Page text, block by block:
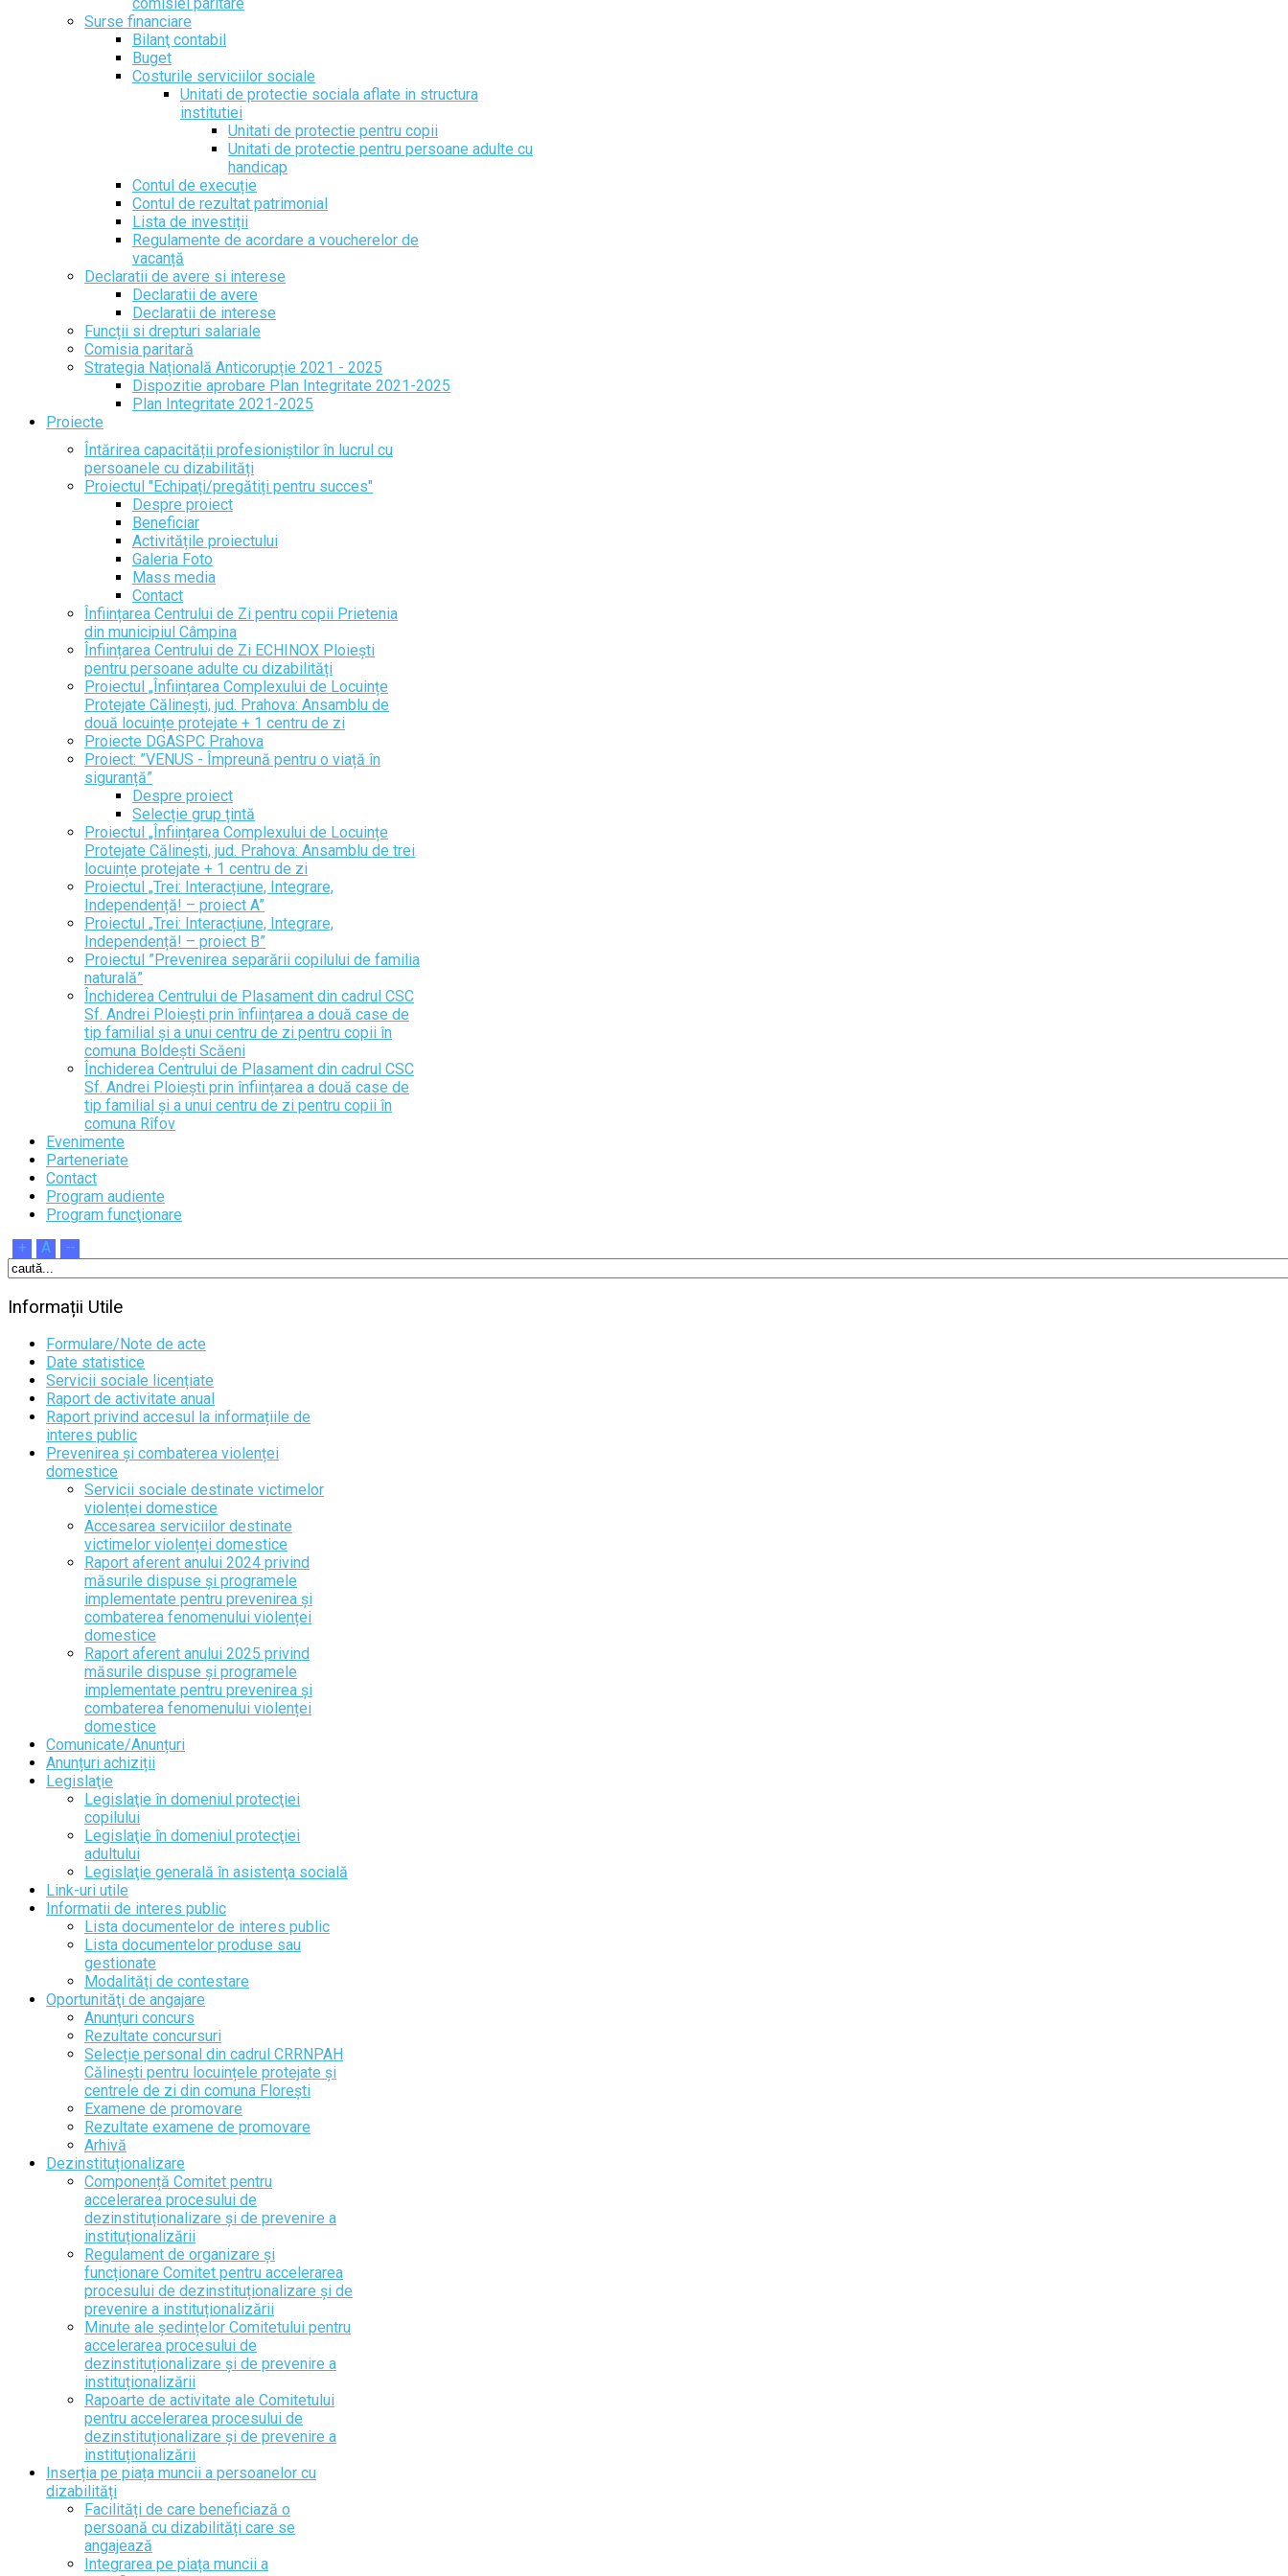
Surse financiare
Bilanţ contabil
Buget
Costurile serviciilor sociale
Unitati de protectie sociala aflate in structura
institutiei
Unitati de protectie pentru copii
Unitati de protectie pentru persoane adulte cu
handicap
Contul de execuție
Contul de rezultat patrimonial
Lista de investiții
Regulamente de acordare a voucherelor de
vacanță
Declaratii de avere si interese
Declaratii de avere
Declaratii de interese
Funcții si drepturi salariale
Comisia paritară
Strategia Națională Anticorupție 2021 - 2025
Dispozitie aprobare Plan Integritate 2021-2025
Plan Integritate 2021-2025
Proiecte
Întărirea capacității profesioniștilor în lucrul cu
persoanele cu dizabilități
Proiectul "Echipați/pregătiți pentru succes"
Despre proiect
Beneficiar
Activitățile proiectului
Galeria Foto
Mass media
Contact
Înființarea Centrului de Zi pentru copii Prietenia
din municipiul Câmpina
Înființarea Centrului de Zi ECHINOX Ploiești
pentru persoane adulte cu dizabilități
Proiectul „Înființarea Complexului de Locuințe
Protejate Călinești, jud. Prahova: Ansamblu de
două locuințe protejate + 1 centru de zi
Proiecte DGASPC Prahova
Proiect: ”VENUS - Împreună pentru o viață în
siguranță”
Despre proiect
Selecție grup țintă
Proiectul „Înființarea Complexului de Locuințe
Protejate Călinești, jud. Prahova: Ansamblu de trei
locuințe protejate + 1 centru de zi
Proiectul „Trei: Interacțiune, Integrare,
Independență! – proiect A”
Proiectul „Trei: Interacțiune, Integrare,
Independență! – proiect B”
Proiectul ”Prevenirea separării copilului de familia
naturală”
Închiderea Centrului de Plasament din cadrul CSC
Sf. Andrei Ploiești prin înființarea a două case de
tip familial și a unui centru de zi pentru copii în
comuna Boldești Scăeni
Închiderea Centrului de Plasament din cadrul CSC
Sf. Andrei Ploiești prin înființarea a două case de
tip familial și a unui centru de zi pentru copii în
comuna Rîfov
Evenimente
Parteneriate
Contact
Program audiente
Program funcţionare
+
A --
Informații Utile
Formulare/Note de acte
Date statistice
Servicii sociale licențiate
Raport de activitate anual
Raport privind accesul la informațiile de
interes public
Prevenirea și combaterea violenței
domestice
Servicii sociale destinate victimelor
violenței domestice
Accesarea serviciilor destinate
victimelor violenței domestice
Raport aferent anului 2024 privind
măsurile dispuse și programele
implementate pentru prevenirea și
combaterea fenomenului violenței
domestice
Raport aferent anului 2025 privind
măsurile dispuse și programele
implementate pentru prevenirea și
combaterea fenomenului violenței
domestice
Comunicate/Anunțuri
Anunțuri achiziții
Legislaţie
Legislaţie în domeniul protecţiei
copilului
Legislaţie în domeniul protecţiei
adultului
Legislaţie generală în asistenţa socială
Link-uri utile
Informatii de interes public
Lista documentelor de interes public
Lista documentelor produse sau
gestionate
Modalități de contestare
Oportunităţi de angajare
Anunțuri concurs
Rezultate concursuri
Selecție personal din cadrul CRRNPAH
Călinești pentru locuințele protejate și
centrele de zi din comuna Florești
Examene de promovare
Rezultate examene de promovare
Arhivă
Dezinstituționalizare
Componență Comitet pentru
accelerarea procesului de
dezinstituționalizare și de prevenire a
instituționalizării
Regulament de organizare și
funcționare Comitet pentru accelerarea
procesului de dezinstituționalizare și de
prevenire a instituționalizării
Minute ale ședințelor Comitetului pentru
accelerarea procesului de
dezinstituționalizare și de prevenire a
instituționalizării
Rapoarte de activitate ale Comitetului
pentru accelerarea procesului de
dezinstituționalizare și de prevenire a
instituționalizării
Inserția pe piața muncii a persoanelor cu
dizabilități
Facilități de care beneficiază o
persoană cu dizabilități care se
angajează
Integrarea pe piața muncii a